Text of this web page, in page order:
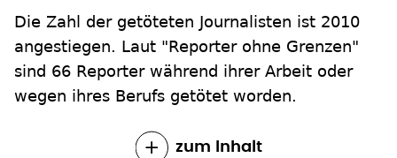
Die Zahl der getöteten Journalisten ist 2010
angestiegen. Laut "Reporter ohne Grenzen"
sind 66 Reporter während ihrer Arbeit oder
wegen ihres Berufs getötet worden.
zum Inhalt